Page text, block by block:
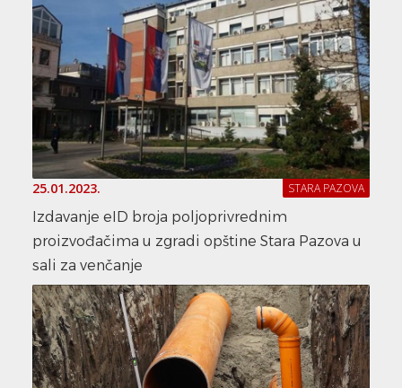
25.01.2023. STARA PAZOVA
Izdavanje eID broja poljoprivrednim
proizvođačima u zgradi opštine Stara Pazova u
sali za venčanje